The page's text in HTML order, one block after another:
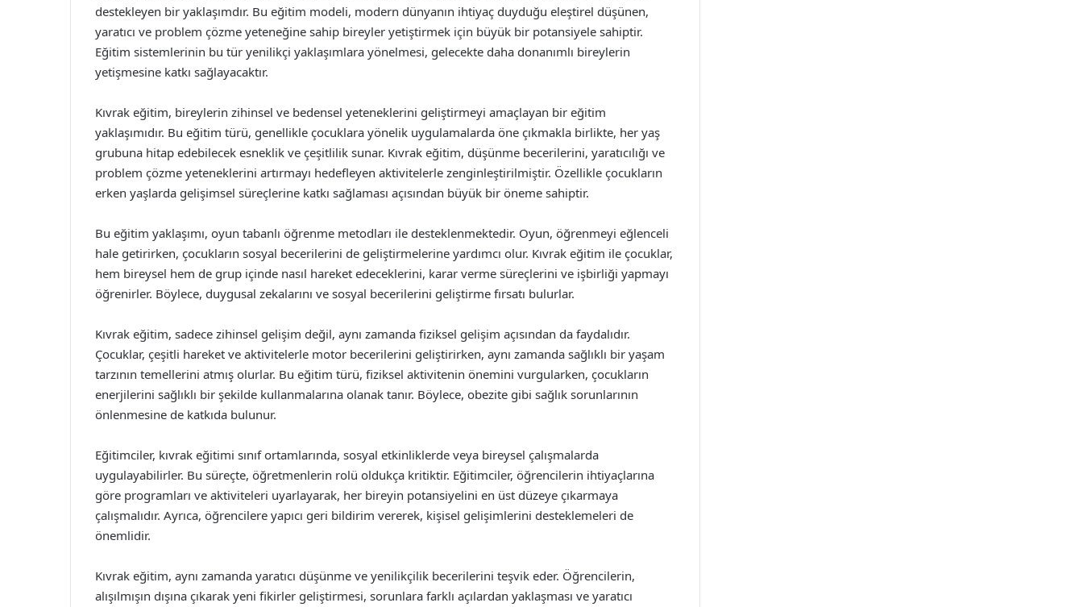
destekleyen bir yaklaşımdır. Bu eğitim modeli, modern dünyanın ihtiyaç duyduğu eleştirel düşünen,
yaratıcı ve problem çözme yeteneğine sahip bireyler yetiştirmek için büyük bir potansiyele sahiptir.
Eğitim sistemlerinin bu tür yenilikçi yaklaşımlara yönelmesi, gelecekte daha donanımlı bireylerin
yetişmesine katkı sağlayacaktır.
Kıvrak eğitim, bireylerin zihinsel ve bedensel yeteneklerini geliştirmeyi amaçlayan bir eğitim
yaklaşımıdır. Bu eğitim türü, genellikle çocuklara yönelik uygulamalarda öne çıkmakla birlikte, her yaş
grubuna hitap edebilecek esneklik ve çeşitlilik sunar. Kıvrak eğitim, düşünme becerilerini, yaratıcılığı ve
problem çözme yeteneklerini artırmayı hedefleyen aktivitelerle zenginleştirilmiştir. Özellikle çocukların
erken yaşlarda gelişimsel süreçlerine katkı sağlaması açısından büyük bir öneme sahiptir.
Bu eğitim yaklaşımı, oyun tabanlı öğrenme metodları ile desteklenmektedir. Oyun, öğrenmeyi eğlenceli
hale getirirken, çocukların sosyal becerilerini de geliştirmelerine yardımcı olur. Kıvrak eğitim ile çocuklar,
hem bireysel hem de grup içinde nasıl hareket edeceklerini, karar verme süreçlerini ve işbirliği yapmayı
öğrenirler. Böylece, duygusal zekalarını ve sosyal becerilerini geliştirme fırsatı bulurlar.
Kıvrak eğitim, sadece zihinsel gelişim değil, aynı zamanda fiziksel gelişim açısından da faydalıdır.
Çocuklar, çeşitli hareket ve aktivitelerle motor becerilerini geliştirirken, aynı zamanda sağlıklı bir yaşam
tarzının temellerini atmış olurlar. Bu eğitim türü, fiziksel aktivitenin önemini vurgularken, çocukların
enerjilerini sağlıklı bir şekilde kullanmalarına olanak tanır. Böylece, obezite gibi sağlık sorunlarının
önlenmesine de katkıda bulunur.
Eğitimciler, kıvrak eğitimi sınıf ortamlarında, sosyal etkinliklerde veya bireysel çalışmalarda
uygulayabilirler. Bu süreçte, öğretmenlerin rolü oldukça kritiktir. Eğitimciler, öğrencilerin ihtiyaçlarına
göre programları ve aktiviteleri uyarlayarak, her bireyin potansiyelini en üst düzeye çıkarmaya
çalışmalıdır. Ayrıca, öğrencilere yapıcı geri bildirim vererek, kişisel gelişimlerini desteklemeleri de
önemlidir.
Kıvrak eğitim, aynı zamanda yaratıcı düşünme ve yenilikçilik becerilerini teşvik eder. Öğrencilerin,
alışılmışın dışına çıkarak yeni fikirler geliştirmesi, sorunlara farklı açılardan yaklaşması ve yaratıcı